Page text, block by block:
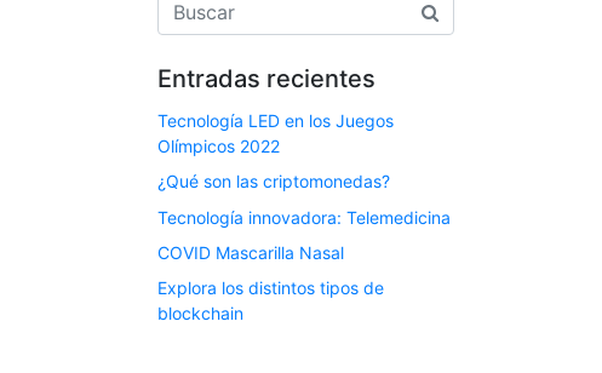
Entradas recientes
Tecnología LED en los Juegos
Olímpicos 2022
¿Qué son las criptomonedas?
Tecnología innovadora: Telemedicina
COVID Mascarilla Nasal
Explora los distintos tipos de
blockchain